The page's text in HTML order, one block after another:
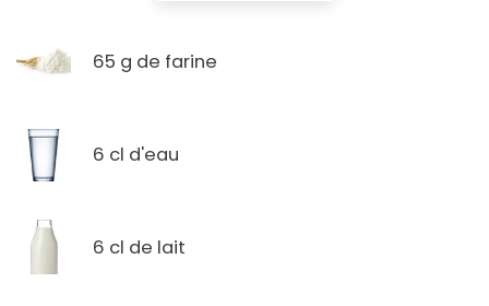
65 g de farine
6 cl d'eau
6 cl de lait